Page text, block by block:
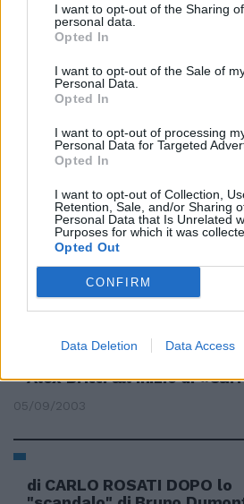
I want to opt-out of the Sharing
personal data.
Opted In
I want to opt-out of the Sale of
Personal Data.
Opted In
I want to opt-out of processing
Personal Data for Targeted
Opted In
I want to opt-out of Collection,
Retention, Sale, and/or Sharing
Personal Data that Is Unrelated
Purposes for which it was
Opted Out
CONFIRM
Data Deletion Data Access
di CARLO ROSATI L'AVARIZIA
incurabile.
02/11/2003
pubblici uniti per la messa
scena del «Il trionfo
04/10/2003
di CARLO ROSATI
Alex Britti all'inizio di
05/09/2003
di CARLO ROSATI DOPO lo